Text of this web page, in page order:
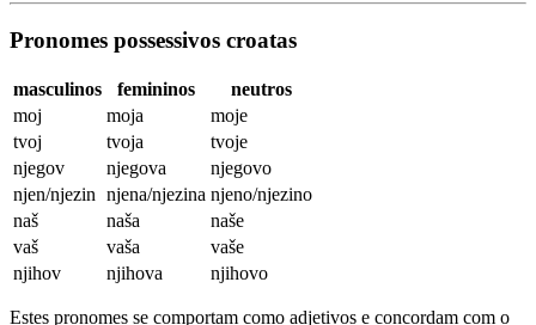
Pronomes possessivos croatas
masculinos femininos
neutros
moj
moja
moje
tvoj
tvoja
tvoje
njegov
njegova
njegovo
njen/njezin njena/njezina njeno/njezino
naš
naša
naše
vaš
vaša
vaše
njihov
njihova njihovo
Estes pronomes se comportam como adjetivos e concordam com o